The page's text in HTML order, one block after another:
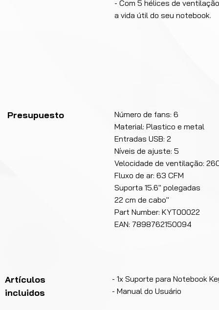
- Com 5 hélices de
a vida útil do seu notebook.
Presupuesto
Número de fans: 6
Material: Plastico e metal
Entradas USB: 2
Níveis de ajuste: 5
Velocidade de ventilação:
Fluxo de ar: 63 CFM
Suporta 15.6" polegadas
22 cm de cabo"
Part Number: KYT00022
EAN: 7898762150094
Artículos
incluidos
- 1x Suporte para Notebook
- Manual do Usuário